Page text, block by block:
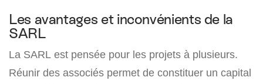
Les avantages et inconvénients de la
SARL
La SARL est pensée pour les projets à plusieurs.
Réunir des associés permet de constituer un capital